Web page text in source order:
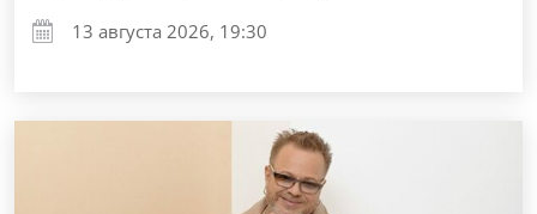
13 августа 2026, 19:30